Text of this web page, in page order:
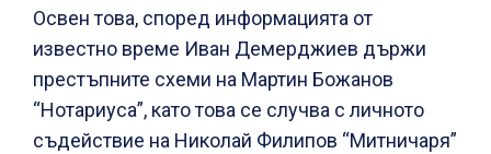
Освен това, според информацията от
известно време Иван Демерджиев държи
престъпните схеми на Мартин Божанов
“Нотариуса”, като това се случва с личното
съдействие на Николай Филипов “Митничаря”